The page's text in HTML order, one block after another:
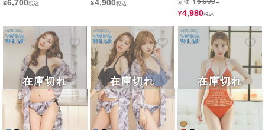
ストホルターネックビキニ
¥6,700 ¥4,900
クビキニ
→
¥4,980
在庫切れ 在庫切れ 在庫切れ